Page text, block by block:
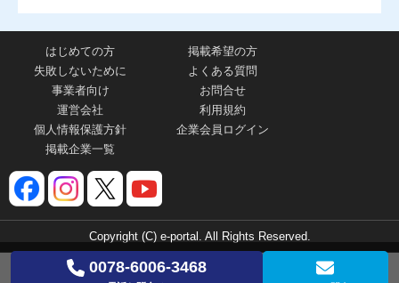
はじめての方
掲載希望の方
失敗しないために
よくある質問
事業者向け
お問合せ
運営会社
利用規約
個人情報保護方針
企業会員ログイン
掲載企業一覧
Copyright (C) e-portal. All Rights Reserved.
0078-6006-3468